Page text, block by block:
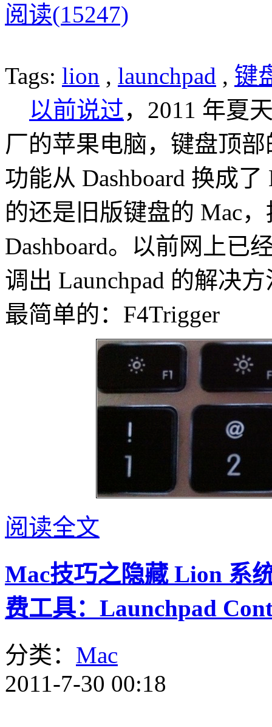
阅读(15247)
Tags: lion , launchpad , 键
以前说过，2011 年夏
厂的苹果电脑，键盘顶
功能从 Dashboard 换成
的还是旧版键盘的 Mac
Dashboard。以前网上已
调出 Launchpad 的解决
最简单的：F4Trigger
阅读全文
Mac技巧之隐藏 Lion 系
费工具：Launchpad
分类： Mac
2011-7-30 00:18